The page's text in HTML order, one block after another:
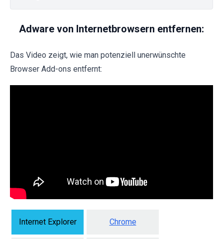
Adware von Internetbrowsern entfernen:
Das Video zeigt, wie man potenziell unerwünschte
Browser Add-ons entfernt:
Internet Explorer Chrome